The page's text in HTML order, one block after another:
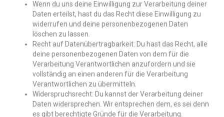
Wenn du uns deine Einwilligung zur Verarbeitung deiner
Daten erteilst, hast du das Recht diese Einwilligung zu
widerrufen und deine personenbezogenen Daten
löschen zu lassen.
Recht auf Datenübertragbarkeit: Du hast das Recht, alle
deine personenbezogenen Daten von dem für die
Verarbeitung Verantwortlichen anzufordern und sie
vollständig an einen anderen für die Verarbeitung
Verantwortlichen zu übermitteln.
Widerspruchsrecht: Du kannst der Verarbeitung deiner
Daten widersprechen. Wir entsprechen dem, es sei denn
es gibt berechtigte Gründe für die Verarbeitung.